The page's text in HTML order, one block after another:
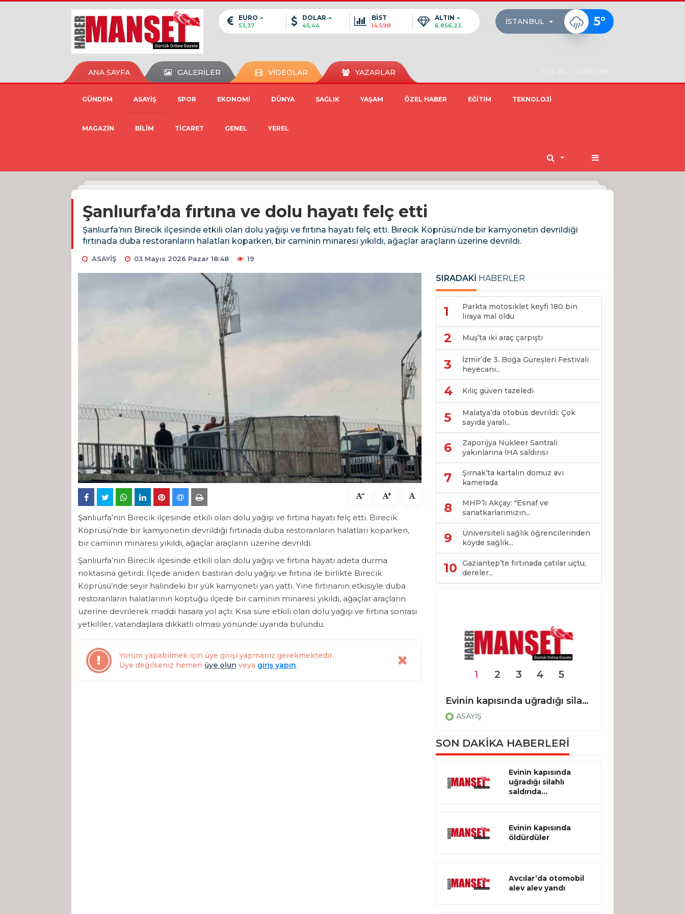
EURO
53,37
DOLAR
45,44
BİST
14.598
ALTIN
6.856,23 İSTANBUL 5°
ANA SAYFA GALERİLER VİDEOLAR YAZARLAR
GÜNDEM ASAYİŞ SPOR EKONOMİ DÜNYA SAĞLIK YAŞAM ÖZEL HABER EĞİTİM TEKNOLOJİ
MAGAZİN BİLİM TİCARET GENEL YEREL
Şanlıurfa’da fırtına ve dolu hayatı felç etti
Şanlıurfa’nın Birecik ilçesinde etkili olan dolu yağışı ve fırtına hayatı felç etti. Birecik Köprüsü’nde bir kamyonetin devrildiği
fırtınada duba restoranların halatları koparken, bir caminin minaresi yıkıldı, ağaçlar araçların üzerine devrildi.
ASAYİŞ 03 Mayıs 2026 Pazar 18:48 19
Şanlıurfa’nın Birecik ilçesinde etkili olan dolu yağışı ve fırtına hayatı felç etti. Birecik
Köprüsü’nde bir kamyonetin devrildiği fırtınada duba restoranların halatları koparken,
bir caminin minaresi yıkıldı, ağaçlar araçların üzerine devrildi.
Şanlıurfa’nın Birecik ilçesinde etkili olan dolu yağışı ve fırtına hayatı adeta durma
noktasına getirdi. İlçede aniden bastıran dolu yağışı ve fırtına ile birlikte Birecik
Köprüsü’nde seyir halindeki bir yük kamyoneti yan yattı. Yine fırtınanın etkisiyle duba
restoranların halatlarının koptuğu ilçede bir caminin minaresi yıkıldı, ağaçlar araçların
üzerine devrilerek maddi hasara yol açtı. Kısa süre etkili olan dolu yağışı ve fırtına sonrası
yetkililer, vatandaşlara dikkatli olması yönünde uyarıda bulundu.
Yorum yapabilmek için üye girişi yapmanız gerekmektedir.
Üye değilseniz hemen üye olun veya giriş yapın.
SIRADAKİ HABERLER
1
Parkta motosiklet keyfi 180 bin
liraya mal oldu
2 Muş’ta iki araç çarpıştı
3
İzmir’de 3. Boğa Güreşleri Festivali
heyecanı...
4 Kılıç güven tazeledi
5
Malatya’da otobüs devrildi: Çok
sayıda yaralı...
6
Zaporijya Nükleer Santrali
yakınlarına İHA saldırısı
7
Şırnak’ta kartalın domuz avı
kamerada
8
MHP’li Akçay: "Esnaf ve
sanatkarlarımızın...
9
Üniversiteli sağlık öğrencilerinden
köyde sağlık...
10
Gaziantep’te fırtınada çatılar uçtu,
dereler...
Evinin kapısında uğradığı silahlı saldırıda hayatını kaybetti
ASAYİŞ
1 2 3 4 5
SON DAKİKA HABERLERİ
Evinin kapısında
uğradığı silahlı
saldırıda...
Evinin kapısında
öldürdüler
Avcılar’da otomobil
alev alev yandı